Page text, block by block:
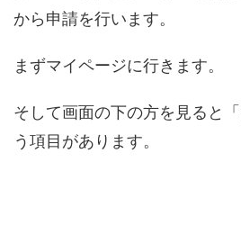
から申請を行います。
まずマイページに行きます。
そして画面の下の方を見ると
う項目があります。